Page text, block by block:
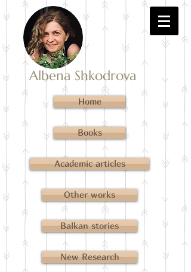
Albena Shkodrova
Home
Books
Academic articles
Other works
Balkan stories
New Research